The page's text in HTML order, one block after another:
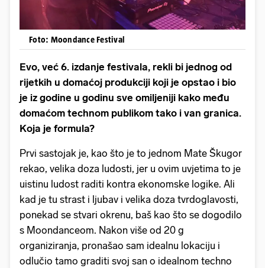
Foto: Moondance Festival
Evo, već 6. izdanje festivala, rekli bi jednog od
rijetkih u domaćoj produkciji koji je opstao i bio
je iz godine u godinu sve omiljeniji kako među
domaćom technom publikom tako i van granica.
Koja je formula?
Prvi sastojak je, kao što je to jednom Mate Škugor
rekao, velika doza ludosti, jer u ovim uvjetima to je
uistinu ludost raditi kontra ekonomske logike. Ali
kad je tu strast i ljubav i velika doza tvrdoglavosti,
ponekad se stvari okrenu, baš kao što se dogodilo
s Moondanceom. Nakon više od 20 g
organiziranja, pronašao sam idealnu lokaciju i
odlučio tamo graditi svoj san o idealnom techno